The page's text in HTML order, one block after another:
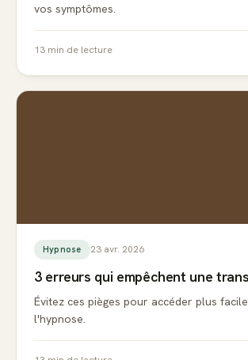
vos symptômes.
13 min de lecture
Hypnose 23 avr. 2026
3 erreurs qui empêchent une
Évitez ces pièges pour accéder plus
l'hypnose.